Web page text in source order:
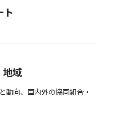
ト
地域
動向、国内外の協同組合・